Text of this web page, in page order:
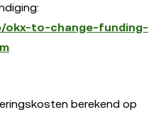
okx-to-change-funding-
berekend op